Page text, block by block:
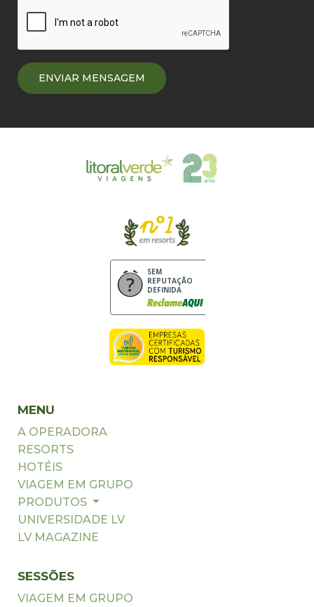
SEM
REPUTAÇÃO
DEFINIDA
MENU
A OPERADORA
RESORTS
HOTÉIS
VIAGEM EM GRUPO
PRODUTOS
UNIVERSIDADE LV
LV MAGAZINE
SESSÕES
VIAGEM EM GRUPO